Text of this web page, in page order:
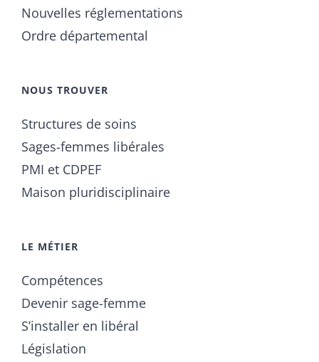
Nouvelles réglementations
Ordre départemental
NOUS TROUVER
Structures de soins
Sages-femmes libérales
PMI et CDPEF
Maison pluridisciplinaire
LE MÉTIER
Compétences
Devenir sage-femme
S’installer en libéral
Législation